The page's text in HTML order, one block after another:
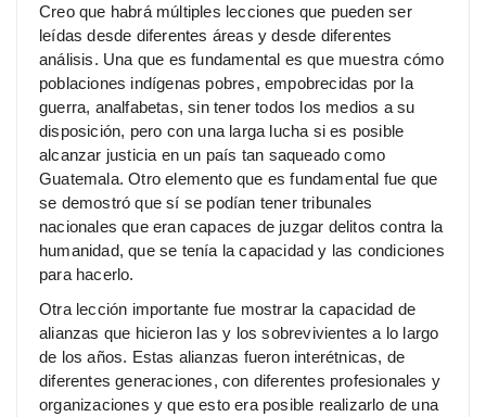
Creo que habrá múltiples lecciones que pueden ser
leídas desde diferentes áreas y desde diferentes
análisis. Una que es fundamental es que muestra cómo
poblaciones indígenas pobres, empobrecidas por la
guerra, analfabetas, sin tener todos los medios a su
disposición, pero con una larga lucha si es posible
alcanzar justicia en un país tan saqueado como
Guatemala. Otro elemento que es fundamental fue que
se demostró que sí se podían tener tribunales
nacionales que eran capaces de juzgar delitos contra la
humanidad, que se tenía la capacidad y las condiciones
para hacerlo.
Otra lección importante fue mostrar la capacidad de
alianzas que hicieron las y los sobrevivientes a lo largo
de los años. Estas alianzas fueron interétnicas, de
diferentes generaciones, con diferentes profesionales y
organizaciones y que esto era posible realizarlo de una